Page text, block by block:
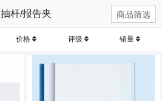
商品筛选
抽杆/报告夹
价格 评级 销量